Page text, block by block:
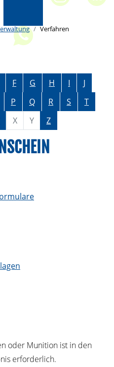
Verfahren
F G H I
J
P Q R S
T
X Y Z
oder Munition ist in den
erforderlich.